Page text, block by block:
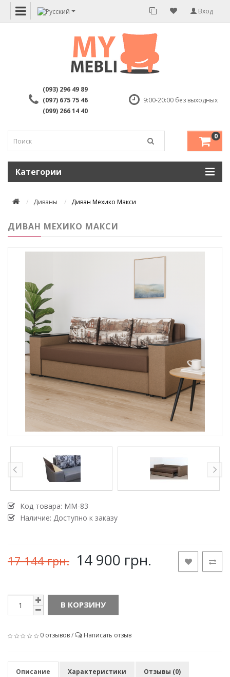
Вход
(093) 296 49 89
(097) 675 75 46
(099) 266 14 40
9:00-20:00 без выходных
0
Категории
Диваны Диван Мехико Макси
ДИВАН МЕХИКО МАКСИ
Код товара: MM-83
Наличие: Доступно к заказу
17 144 грн. 14 900 грн.
В КОРЗИНУ
0 отзывов/ Написать отзыв
Описание Характеристики Отзывы (0)